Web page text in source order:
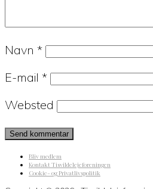
Navn *
E-mail *
Websted
Bliv medlem
Kontakt Tisvildelejeforeningen
Cookie- og Privatlivspolitik